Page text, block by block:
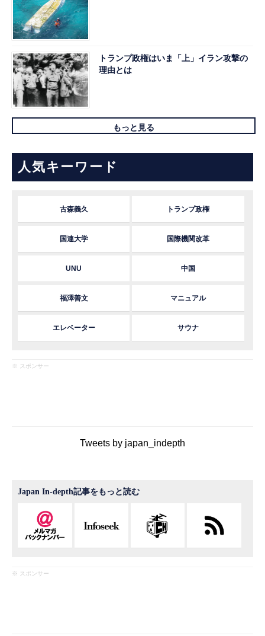
トランプ政権はいま「上」イラン攻撃の
理由とは
もっと見る
人気キーワード
古森義久 トランプ政権
国連大学 国際機関改革
UNU 中国
福澤善文 マニュアル
エレベーター サウナ
※ スポンサー
Tweets by japan_indepth
Japan In-depth記事をもっと読む
※ スポンサー